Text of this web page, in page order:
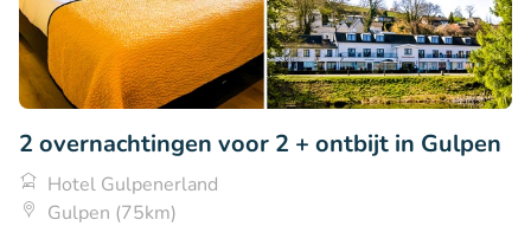
2 overnachtingen voor 2 + ontbijt in Gulpen
Hotel Gulpenerland
Gulpen (75km)